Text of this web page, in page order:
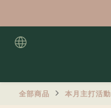
全部商品 本月主打活動